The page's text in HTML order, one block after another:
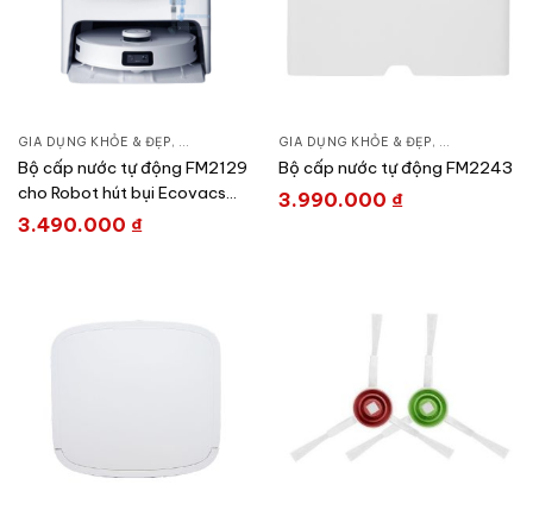
GIA DỤNG KHỎE & ĐẸP, CHĂM SÓC NHÀ CỬA, HÚT BỤI – ROBOT HÚT BỤI
Bộ cấp nước tự động FM2129
cho Robot hút bụi Ecovacs
T10 Turbo/ T20 Omni
3.490.000 ₫
GIA DỤNG KHỎE & ĐẸP, CHĂM SÓC
Bộ cấp nước tự động FM2243
3.990.000 ₫